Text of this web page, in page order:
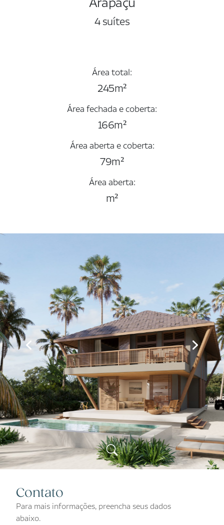
4 suítes
Área total:
245m²
Área fechada e coberta:
166m²
Área aberta e coberta:
79m²
Área aberta:
m²
Contato
Para mais informações, preencha seus dados
abaixo.